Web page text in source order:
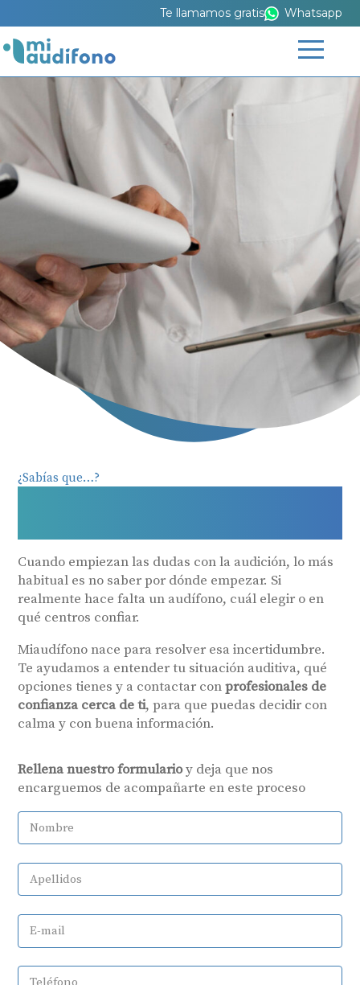
Te llamamos gratis Whatsapp
¿Sabías que…?
Atención personalizada para
Cuando empiezan las dudas con la audición, lo más
habitual es no saber por dónde empezar. Si
realmente hace falta un audífono, cuál elegir o en
qué centros confiar.
Miaudífono nace para resolver esa incertidumbre.
Te ayudamos a entender tu situación auditiva, qué
opciones tienes y a contactar conprofesionales de
confianza cerca de ti, para que puedas decidir con
calma y con buena información.
Rellena nuestro formularioy deja que nos
encarguemos de acompañarte en este proceso
Nombre
Apellidos
E-mail